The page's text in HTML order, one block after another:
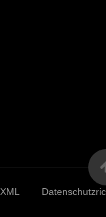
XML